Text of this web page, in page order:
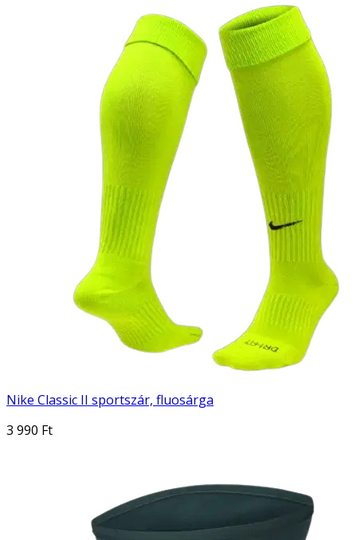
Nike Classic II sportszár, fluosárga
3 990 Ft